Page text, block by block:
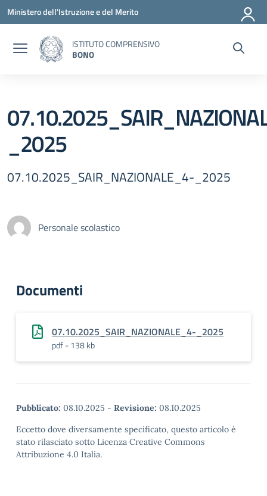
Vai ai contenuti
Vai al menu di navigazione
Vai al footer
Ministero dell'Istruzione e del Merito
ISTITUTO COMPRENSIVO
BONO
_2025
07.10.2025_SAIR_NAZIONALE_4-_2025
Personale scolastico
Documenti
07.10.2025_SAIR_NAZIONALE_4-_2025
pdf - 138 kb
Pubblicato: 08.10.2025 - Revisione: 08.10.2025
Eccetto dove diversamente specificato, questo articolo è
stato rilasciato sotto Licenza Creative Commons
Attribuzione 4.0 Italia.